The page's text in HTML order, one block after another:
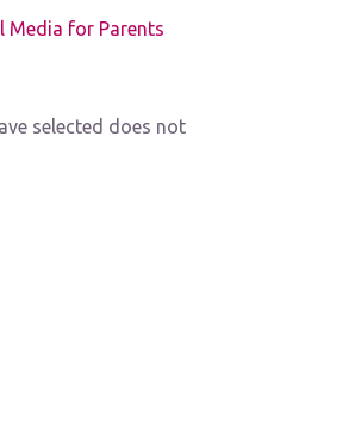
selected does not